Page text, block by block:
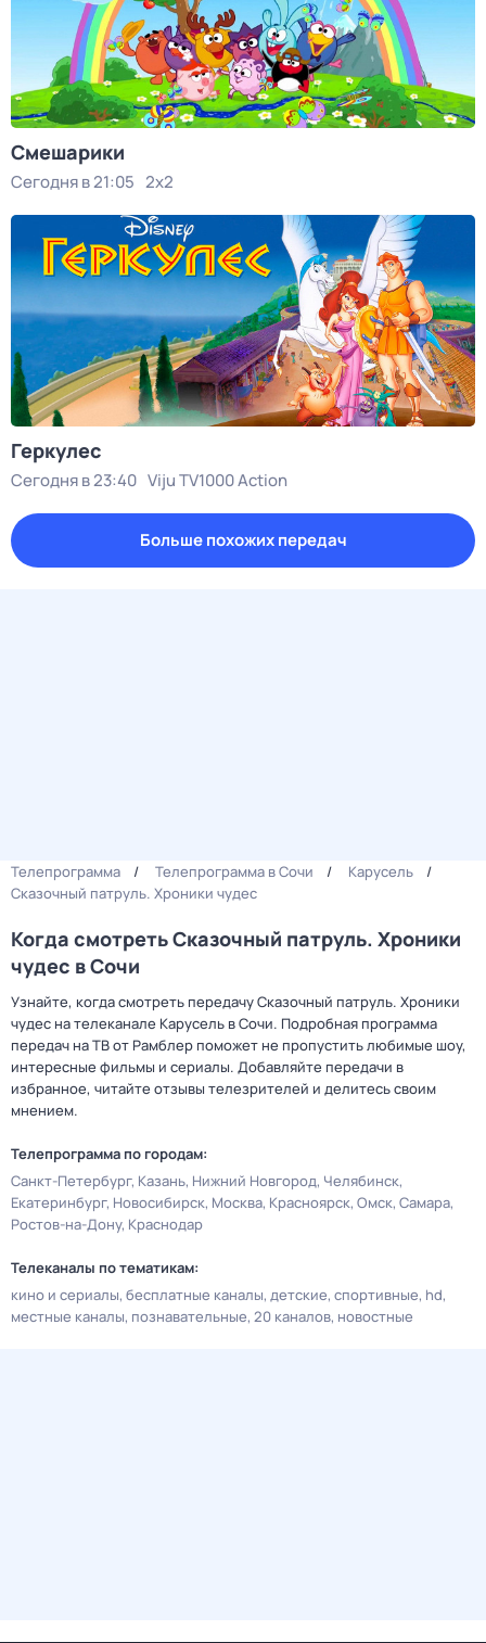
Смешарики
Сегодня в 21:05 2x2
Геркулес
Сегодня в 23:40 Viju TV1000 Action
Больше похожих передач
Телепрограмма Телепрограмма в Сочи
Карусель
Сказочный патруль. Хроники чудес
Когда смотреть Сказочный патруль. Хроники
чудес в Сочи
Узнайте, когда смотреть передачу Сказочный патруль. Хроники
чудес на телеканале Карусель в Сочи. Подробная программа
передач на ТВ от Рамблер поможет не пропустить любимые шоу,
интересные фильмы и сериалы. Добавляйте передачи в
избранное, читайте отзывы телезрителей и делитесь своим
мнением.
Телепрограмма по городам:
Санкт-Петербург Казань Нижний Новгород Челябинск
Екатеринбург Новосибирск Москва Красноярск Омск Самара
Ростов-на-Дону Краснодар
Телеканалы по тематикам:
кино и сериалы бесплатные каналы детские спортивные hd
местные каналы познавательные 20 каналов новостные